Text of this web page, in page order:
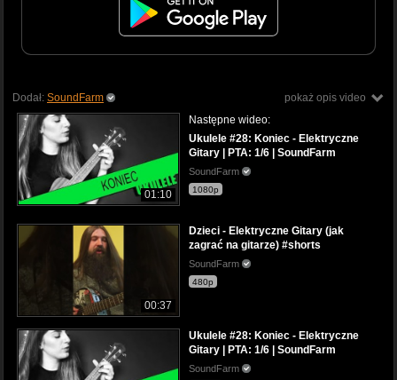
pokaż opis video
Dodał: SoundFarm
01:10
Następne wideo:
Ukulele #28: Koniec - Elektryczne
Gitary | PTA: 1/6 | SoundFarm
SoundFarm
1080p
00:37
Dzieci - Elektryczne Gitary (jak
zagrać na gitarze) #shorts
SoundFarm
480p
Ukulele #28: Koniec - Elektryczne
Gitary | PTA: 1/6 | SoundFarm
SoundFarm